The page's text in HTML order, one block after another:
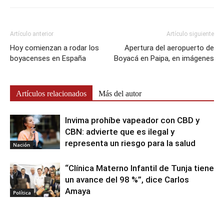
Artículo anterior
Hoy comienzan a rodar los
boyacenses en España
Artículo siguiente
Apertura del aeropuerto de
Boyacá en Paipa, en imágenes
Artículos relacionados Más del autor
Nación
Invima prohíbe vapeador con CBD y
CBN: advierte que es ilegal y
representa un riesgo para la salud
Política
“Clínica Materno Infantil de Tunja tiene
un avance del 98 %”, dice Carlos
Amaya